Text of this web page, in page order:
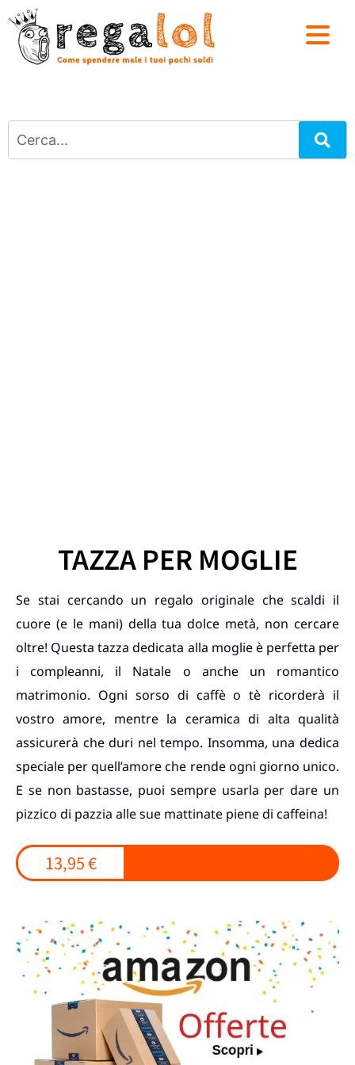
TAZZA PER MOGLIE
Se stai cercando un regalo originale che scaldi il
cuore (e le mani) della tua dolce metà, non cercare
oltre! Questa tazza dedicata alla moglie è perfetta per
i compleanni, il Natale o anche un romantico
matrimonio. Ogni sorso di caffè o tè ricorderà il
vostro amore, mentre la ceramica di alta qualità
assicurerà che duri nel tempo. Insomma, una dedica
speciale per quell’amore che rende ogni giorno unico.
E se non bastasse, puoi sempre usarla per dare un
pizzico di pazzia alle sue mattinate piene di caffeina!
13,95 €